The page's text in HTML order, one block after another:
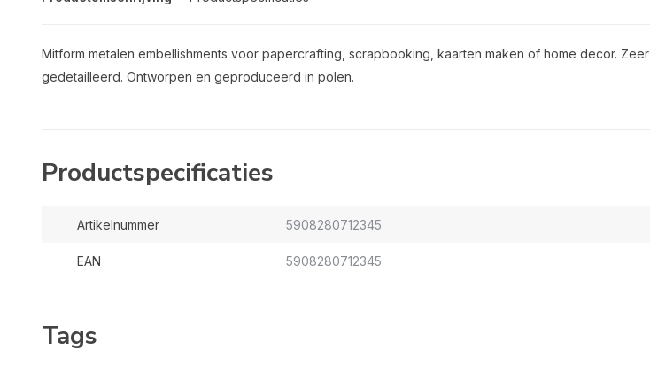
Mitform metalen embellishments voor papercrafting, scrapbooking, kaarten maken of home decor. Zeer
gedetailleerd. Ontworpen en geproduceerd in polen.
Productspecificaties
Artikelnummer 5908280712345
EAN 5908280712345
Tags